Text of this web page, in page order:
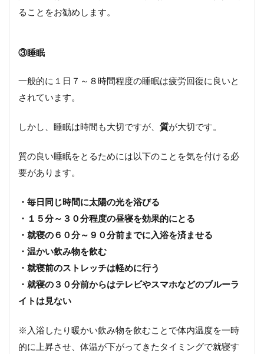
ることをお勧めします。
③睡眠
一般的に１日７～８時間程度の睡眠は疲労回復に良いと
されています。
しかし、睡眠は時間も大切ですが、 質が大切です。
質の良い睡眠をとるためには以下のことを気を付ける必
要があります。
・毎日同じ時間に太陽の光を浴びる
・１５分～３０分程度の昼寝を効果的にとる
・就寝の６０分～９０分前までに入浴を済ませる
・温かい飲み物を飲む
・就寝前のストレッチは軽めに行う
・就寝の３０分前からはテレビやスマホなどのブルーラ
イトは見ない
※入浴したり暖かい飲み物を飲むことで体内温度を一時
的に上昇させ、体温が下がってきたタイミングで就寝す